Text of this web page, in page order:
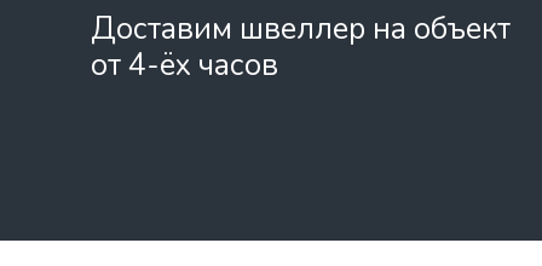
Доставим швеллер на объект
от 4-ёх часов